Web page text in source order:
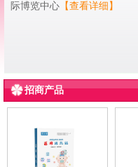
际博览中心 【查看详细】
招商产品